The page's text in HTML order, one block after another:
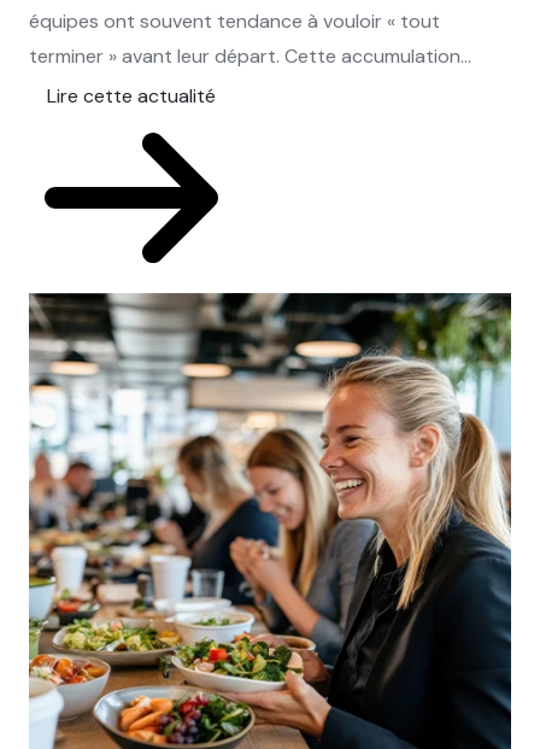
équipes ont souvent tendance à vouloir « tout
terminer » avant leur départ. Cette accumulation...
Lire cette actualité